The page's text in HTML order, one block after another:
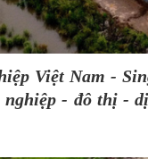
Việt Nam -
- đô thị -